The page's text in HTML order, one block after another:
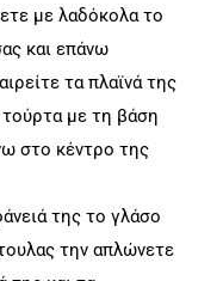
με λαδόκολα το
και επάνω
τα πλαϊνά της
με τη βάση
στο κέντρο της
της το γλάσο
την απλώνετε